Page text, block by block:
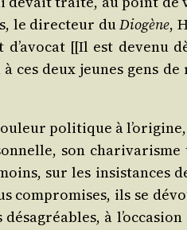
le direc­teur duDio­gène,
[[Il est deve­nu
deux jeunes gens
poli­tique à
son
sur les insis­tances
com­pro­mises, ils se
à